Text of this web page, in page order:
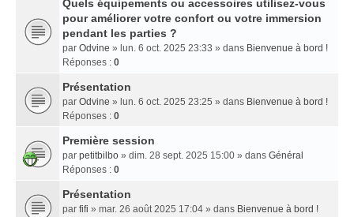
Quels équipements ou accessoires utilisez-vous
pour améliorer votre confort ou votre immersion
pendant les parties ?
par Odvine » lun. 6 oct. 2025 23:33 » dans Bienvenue à bord !
Réponses : 0
Présentation
par Odvine » lun. 6 oct. 2025 23:25 » dans Bienvenue à bord !
Réponses : 0
Première session
par petitbilbo » dim. 28 sept. 2025 15:00 » dans Général
Réponses : 0
Présentation
par fifi » mar. 26 août 2025 17:04 » dans Bienvenue à bord !